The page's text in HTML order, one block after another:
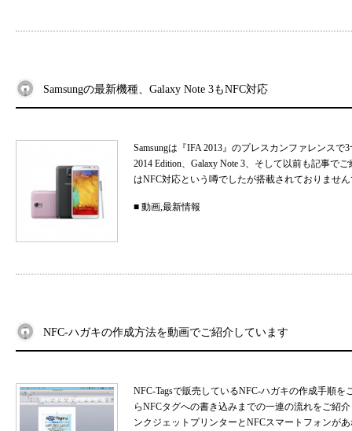
Samsungの最新機種、Galaxy Note 3もNFC対応
Samsungは『IFA 2013』のプレスカンファレンス
2014 Edition、Galaxy Note 3、そして以前も記事で
はNFC対応という噂でしたが搭載されておりませ
■ 動画,最新情報
NFC-ハガキの作成方法を動画でご紹介しています
NFC-Tagsで販売しているNFC-ハガキの作成手順
らNFCタグへの書き込みまでの一連の流れをご紹
ンクジェットプリンターとNFCスマートフォンが